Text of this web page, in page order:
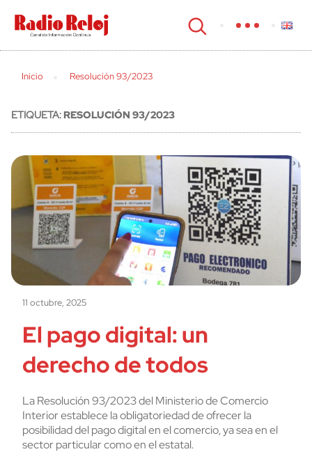
cerrar
Inicio Resolución 93/2023
ETIQUETA:RESOLUCIÓN 93/2023
11 octubre, 2025
El pago digital: un
derecho de todos
La Resolución 93/2023 del Ministerio de Comercio
Interior establece la obligatoriedad de ofrecer la
posibilidad del pago digital en el comercio, ya sea en el
sector particular como en el estatal.